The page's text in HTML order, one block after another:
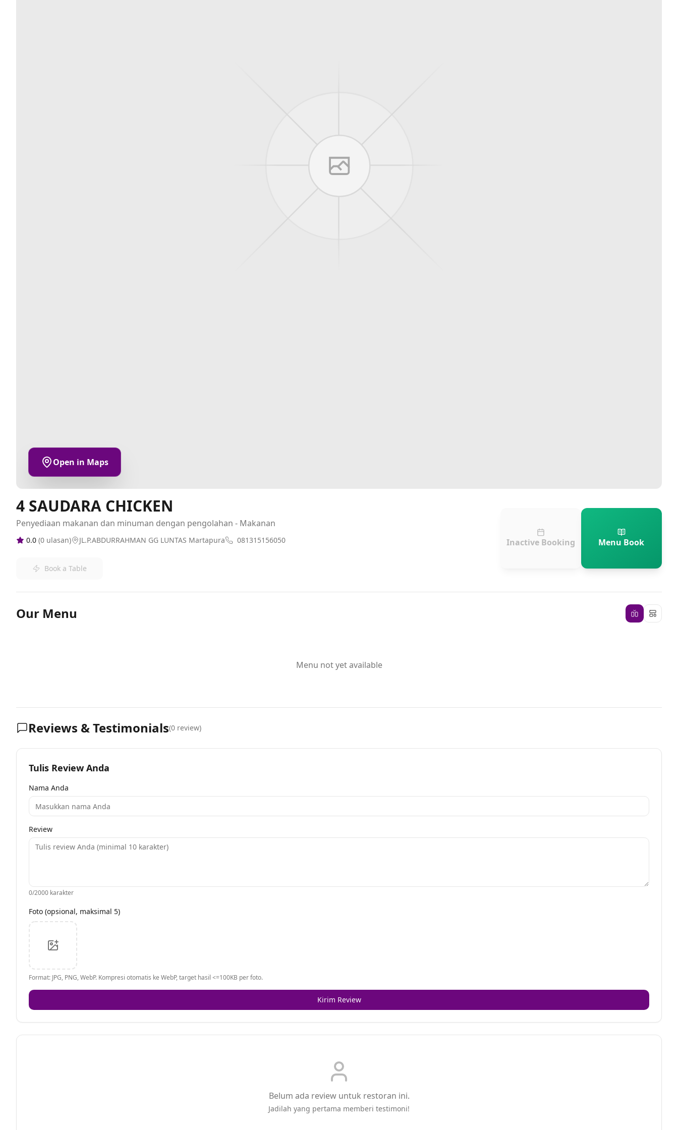
Open in Maps
4 SAUDARA CHICKEN
Penyediaan makanan dan minuman dengan pengolahan - Makanan
0.0 (0 ulasan) JL.P.ABDURRAHMAN GG LUNTAS Martapura 081315156050
Book a Table
Inactive Booking Menu Book
Our Menu
Menu not yet available
Reviews & Testimonials(0 review)
Tulis Review Anda
Nama Anda
Review
0/2000 karakter
Foto (opsional, maksimal 5)
Format: JPG, PNG, WebP. Kompresi otomatis ke WebP, target hasil <=100KB per foto.
Kirim Review
Belum ada review untuk restoran ini.
Jadilah yang pertama memberi testimoni!